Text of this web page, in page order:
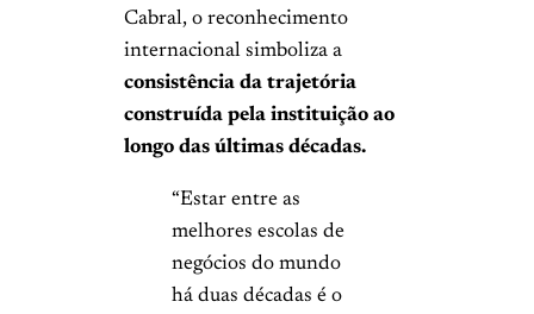
Cabral, o reconhecimento
internacional simboliza a
consistência da trajetória
construída pela instituição ao
longo das últimas décadas.
“Estar entre as
melhores escolas de
negócios do mundo
há duas décadas é o